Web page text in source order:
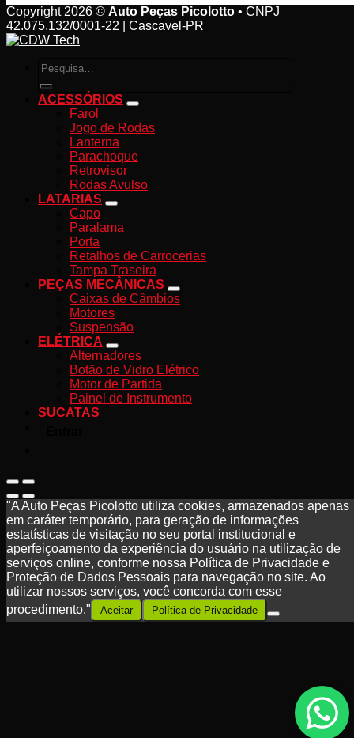
Copyright 2026 © Auto Peças Picolotto • CNPJ
42.075.132/0001-22 | Cascavel-PR
Pesquisar
por:
ACESSÓRIOS
Farol
Jogo de Rodas
Lanterna
Parachoque
Retrovisor
Rodas Avulso
LATARIAS
Capo
Paralama
Porta
Retalhos de Carrocerias
Tampa Traseira
PEÇAS MECÂNICAS
Caixas de Câmbios
Motores
Suspensão
ELÉTRICA
Alternadores
Botão de Vidro Elétrico
Motor de Partida
Painel de Instrumento
SUCATAS
"A Auto Peças Picolotto utiliza cookies, armazenados apenas
em caráter temporário, para geração de informações
estatísticas de visitação no seu portal institucional e
aperfeiçoamento da experiência do usuário na utilização de
serviços online, conforme nossa Política de Privacidade e
Proteção de Dados Pessoais para navegação no site. Ao
utilizar nossos serviços, você concorda com esse
procedimento."
Aceitar Política de Privacidade